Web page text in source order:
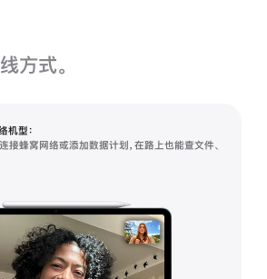
方式。
机型：
接蜂窝网络或添加数据计划，在路上也能查文件、